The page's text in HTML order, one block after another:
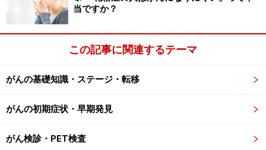
次のページでは、お酒とがんとの関係についてお話しま
す。
※記事内容は執筆時点のものです。最新の内容をご確認くださ
断・治療行為ではありません。診断・治療を必要とする方は、適
個人の見解によるものであり、全ての方への有効性を保証するも
のではありません。当サイトで提供する情報に基づいて被ったい
かなる損害についても、当社、各ガイド、その他当社と契約した
情報提供者は一切の責任を負いかねます。
免責事項
当ですか？
この記事に関連するテーマ
がんの基礎知識・ステージ・転移
がんの初期症状・早期発見
がん検診・PET検査